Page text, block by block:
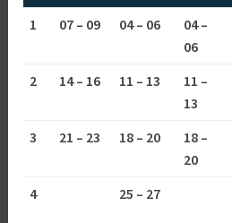
1
07 – 09 04 – 06
04 –
06
2
14 – 16 11 – 13
11 –
13
3
21 – 23 18 – 20
18 –
20
4
25 – 27